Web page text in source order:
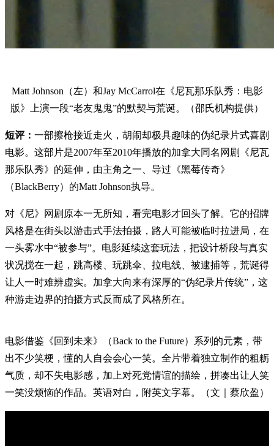
Matt Johnson（左）和Jay McCarrol在《尼瓦那乐队秀：电影
版》上演一段“老友鬼鬼”的默契与荒诞。（邵氏机构提供）
短评： 一部擦枪接近走火，胡闹却极具趣味的伪纪录片式喜剧
电影。这部片是2007年至2010年播放的加拿大同名网剧《尼瓦
那乐队秀》的延伸，由主角之一、导过《黑莓传奇》
（BlackBerry）的Matt Johnson执导。
对《尼》网剧原本一无所知，看完电影才回头了解。它的招牌
风格是在街头以游击式手法拍摄，路人可能被临时拉进局，在
一头雾水中“被参与”。电影延续这套玩法，把设计桥段与真实
状况搅在一起，跳高楼、玩跳伞、拉电线、被逮捕等，荒诞得
让人一时难辨虚实。加拿大向来有深厚的“伪纪录片传统”，这
种游走边界的拍摄方式反而成了风格所在。
电影借鉴《回到未来》（Back to the Future）系列的元素，带
出不少笑梗，懂的人自会会心一笑。全片带着独立制作的粗粝
气质，却不失电影感，加上对死党情谊的描绘，拼凑出让人笑
一笑没烦恼的作品。英语对白，附英文字幕。（文｜蔡欣盈）